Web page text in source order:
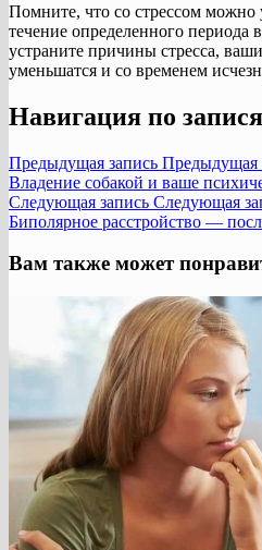
Помните, что со стрессом можно
течение определенного периода
устраните причины стресса,
уменьшатся и со временем
Навигация по
Предыдущая запись Предыдущая
Владение собакой и ваше
Следующая запись Следующая
Биполярное расстройство —
Вам также может